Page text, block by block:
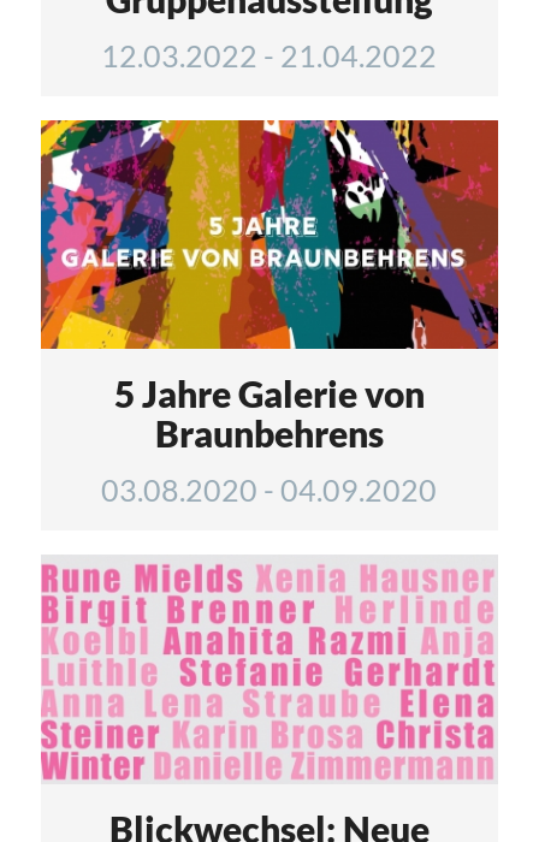
12.03.2022 - 21.04.2022
5 Jahre Galerie von
Braunbehrens
03.08.2020 - 04.09.2020
Blickwechsel: Neue